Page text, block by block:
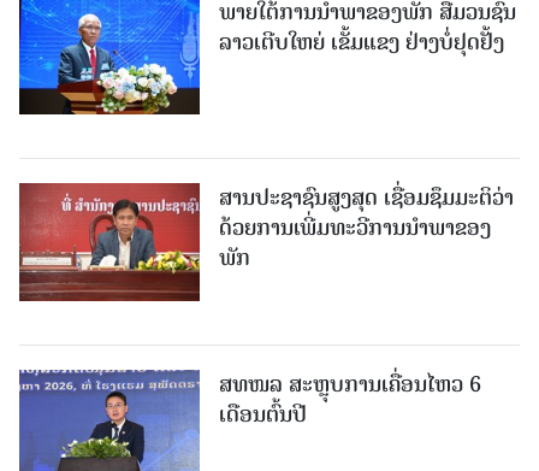
ພາຍໃຕ້ການນໍາພາຂອງພັກ ສື່ມວນຊົນ
ລາວເຕີບໃຫຍ່ ເຂັ້ມແຂງ ຢ່າງບໍ່ຢຸດຢັ້ງ
ສານປະຊາຊົນສູງສຸດ ເຊື່ອມຊຶມມະຕິວ່າ
ດ້ວຍການເພີ່ມທະວີການນຳພາຂອງ
ພັກ
ສທໜລ ສະຫຼຸບການເຄື່ອນໄຫວ 6
ເດືອນຕົ້ນປີ